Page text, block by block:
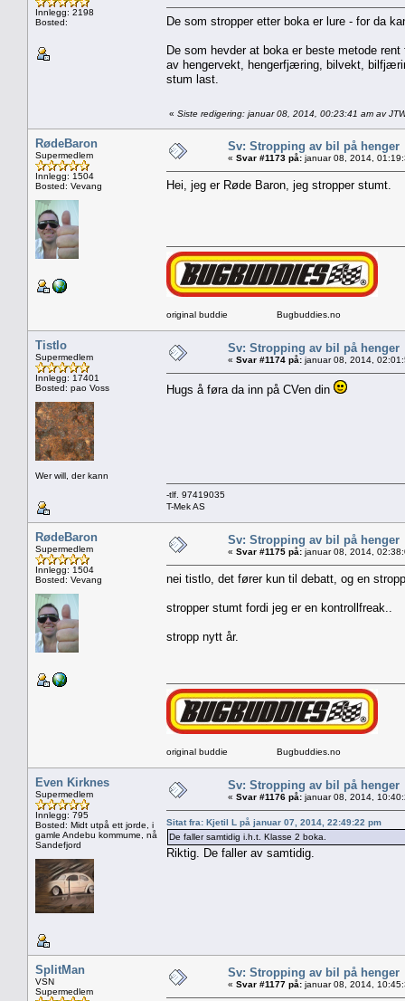
Innlegg: 2198
Bosted:
De som stropper etter boka er lure - for da
De som hevder at boka er beste metode
av hengervekt, hengerfjæring, bilvekt,
stum last.
« Siste redigering: januar 08, 2014, 00:23:41 am av
RødeBaron
Supermedlem
Innlegg: 1504
Bosted: Vevang
Sv: Stropping av bil på henger
« Svar #1173 på: januar 08, 2014,
Hei, jeg er Røde Baron, jeg stropper stumt.
original buddie Bugbuddies.no
Tistlo
Supermedlem
Innlegg: 17401
Bosted: pao Voss
Wer will, der kann
Sv: Stropping av bil på henger
« Svar #1174 på: januar 08, 2014,
Hugs å føra da inn på CVen din
-tlf. 97419035
T-Mek AS
RødeBaron
Supermedlem
Innlegg: 1504
Bosted: Vevang
Sv: Stropping av bil på henger
« Svar #1175 på: januar 08, 2014,
nei tistlo, det fører kun til debatt, og en
stropper stumt fordi jeg er en kontrollfreak..
stropp nytt år.
original buddie Bugbuddies.no
Even Kirknes
Supermedlem
Innlegg: 795
Bosted: Midt utpå ett jorde, i
gamle Andebu kommume, nå
Sandefjord
Sv: Stropping av bil på henger
« Svar #1176 på: januar 08, 2014,
Sitat fra: Kjetil L på januar 07, 2014, 22:49:22 pm
De faller samtidig i.h.t. Klasse 2 boka.
Riktig. De faller av samtidig.
SplitMan
VSN
Supermedlem
Sv: Stropping av bil på henger
« Svar #1177 på: januar 08, 2014,